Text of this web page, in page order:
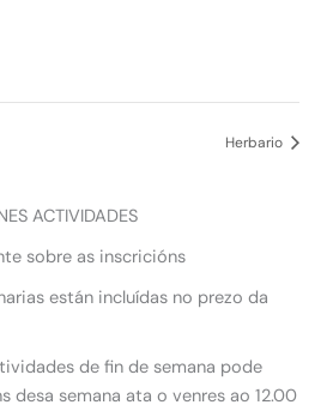
Herbario
ACTIVIDADES
sobre as inscricións
están incluídas no prezo da
de fin de semana pode
desa semana ata o venres ao 12.00